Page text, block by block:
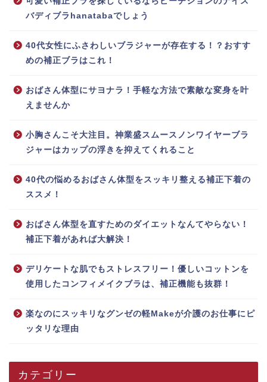
バディブラhanatabaでしょう
40代女性にふさわしいブラジャーが存在する！？おすす
めの補正ブラはこれ！
おばさん体型にサヨナラ！手軽な方法で素敵な変身を叶
えませんか
小胸さんこそ大注目。神業盛スムースノンワイヤーブラ
ジャーはカップの浮きを抑えてくれること
40代の悩めるおばさん体型をスッキリ整える補正下着の
ススメ！
おばさん体型を直すためのダイエットなんてやらない！
補正下着があれば大解決！
デリケートな肌でもストレスフリー！優しいコットンを
使用したコンフィメイクブラは、補正機能も抜群！
楽なのにスッキリなグンゼの軽Makeが介護のお仕事にピ
ッタリな理由
カテゴリー